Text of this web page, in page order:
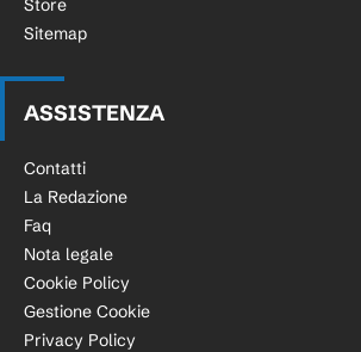
Store
Sitemap
ASSISTENZA
Contatti
La Redazione
Faq
Nota legale
Cookie Policy
Gestione Cookie
Privacy Policy